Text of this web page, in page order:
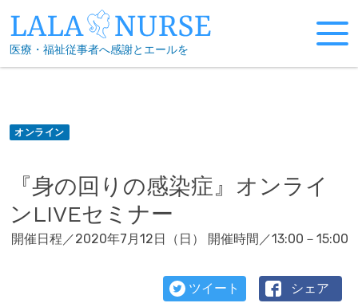
to
content
医療・福祉従事者へ感謝とエールを
オンライン
『身の回りの感染症』オンライ
ンLIVEセミナー
開催日程／2020年7月12日（日） 開催時間／13:00－15:00
ツイート シェア